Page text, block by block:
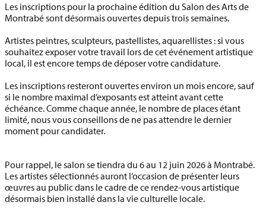
Les inscriptions pour la prochaine édition du Salon des Arts de
Montrabé sont désormais ouvertes depuis trois semaines.
Artistes peintres, sculpteurs, pastellistes, aquarellistes : si vous
souhaitez exposer votre travail lors de cet événement artistique
local, il est encore temps de déposer votre candidature.
Les inscriptions resteront ouvertesenviron un mois encore, sauf
si le nombre maximal d’exposants est atteint avant cette
échéance. Comme chaque année, le nombre de places étant
limité, nous vous conseillons de ne pas attendre le dernier
moment pour candidater.
Pour rappel, le salon se tiendra du 6 au 12 juin 2026à Montrabé.
Les artistes sélectionnés auront l’occasion de présenter leurs
œuvres au public dans le cadre de ce rendez-vous artistique
désormais bien installé dans la vie culturelle locale.